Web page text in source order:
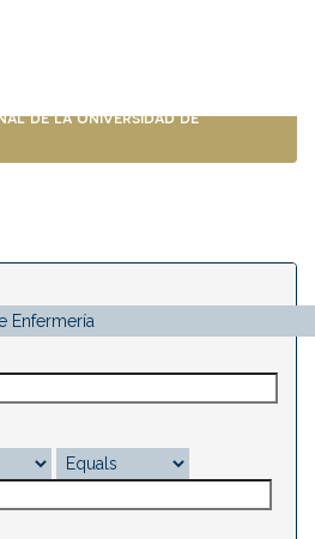
de la Universidad de